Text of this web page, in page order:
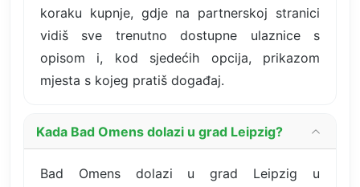
koraku kupnje, gdje na partnerskoj stranici
vidiš sve trenutno dostupne ulaznice s
opisom i, kod sjedećih opcija, prikazom
mjesta s kojeg pratiš događaj.
Kada Bad Omens dolazi u grad Leipzig?
Bad Omens dolazi u grad Leipzig u